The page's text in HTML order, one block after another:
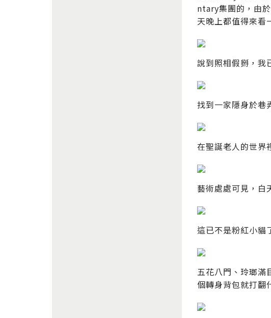
ntary集團的，由
天晚上都值得來看
說到照相假掰，我
找到一家隱身於巷
在聖誕老人的世界
藝術處處可見，白
這已不是粉紅小貓
五花八門、玲瑯滿
個轉身背包就打翻